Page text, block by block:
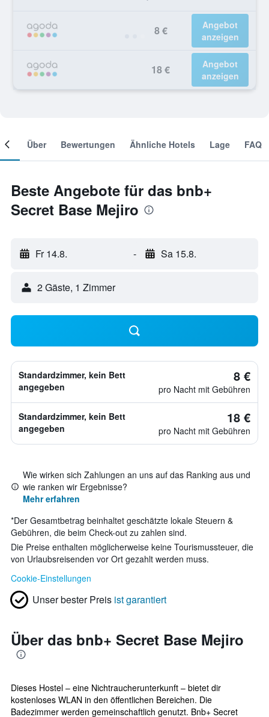
8 €
Angebot
anzeigen
18 €
Angebot
anzeigen
Über Bewertungen Ähnliche Hotels Lage FAQ
Beste Angebote für das bnb+
Secret Base Mejiro
Fr 14.8. - Sa 15.8.
2 Gäste, 1 Zimmer
Standardzimmer, kein Bett
angegeben
8 €
pro Nacht mit Gebühren
Standardzimmer, kein Bett
angegeben
18 €
pro Nacht mit Gebühren
Wie wirken sich Zahlungen an uns auf das Ranking aus und
wie ranken wir Ergebnisse?
Mehr erfahren
*Der Gesamtbetrag beinhaltet geschätzte lokale Steuern &
Gebühren, die beim Check-out zu zahlen sind.
Die Preise enthalten möglicherweise keine Tourismussteuer, die
von Urlaubsreisenden vor Ort gezahlt werden muss.
Cookie-Einstellungen
Unser bester Preis ist garantiert
Über das bnb+ Secret Base Mejiro
Dieses Hostel – eine Nichtraucherunterkunft – bietet dir
kostenloses WLAN in den öffentlichen Bereichen. Die
Badezimmer werden gemeinschaftlich genutzt. Bnb+ Secret